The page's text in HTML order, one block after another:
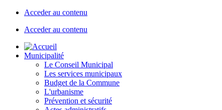
Acceder au contenu
Acceder au contenu
Municipalité
Le Conseil Municipal
Les services municipaux
Budget de la Commune
L'urbanisme
Prévention et sécurité